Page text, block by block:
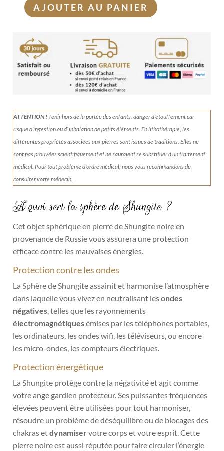
quantité
Sphère
Shungite
20cm
avec
AJOUTER AU PANIER
ATTENTION !Tenirhors de la portée des enfants, danger d'étouffement car
risque d’ingestion ou d’ inhalation de petits éléments.En lithothérapie, les
différentes propriétés associées aux pierres sont issues de traditions. Elles ne
sont pas prouvées scientifiquement et ne sauraient se substituer à un traitement
médical. Pour tout problème d'ordre médical, nous vous recommandons de
consulter votre médecin.
A quoi sert la sphère de Shungite ?
Cet objet sphérique en pierre de Shungite noire en
provenance de Russie vous assurera une protection
efficace contre les mauvaises énergies.
Protection contre les ondes
La Sphère de Shungite assainit et harmonise l’atmosphère
dans laquelle vous vivez en neutralisant lesondes
négatives, telles que les rayonnements
électromagnétiquesémises par les téléphones portables,
les ordinateurs, les ondes wifi, les téléviseurs, ou encore
les micro-ondes, les compteurs électriques.
Protection énergétique
La Shungite protège contre la négativité et agit comme
votre ange gardien protecteur.Ses puissantes fréquences
élevées peuvent être utilisées pour tout harmoniser,
résoudre un problème de déséquilibre ou de blocages des
chakras etdynamiservotre corps et votre esprit. Cette
pierre noire est aussi réputée pour faire circuler l’énergie